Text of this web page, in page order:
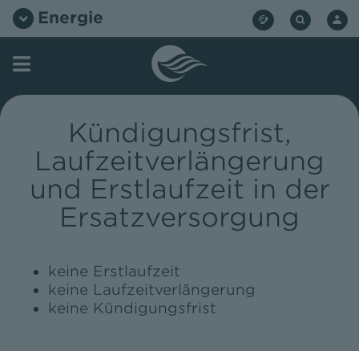
Zum
InhaltEnergie
Kündigungsfrist,
Laufzeitverlängerung
und Erstlaufzeit in der
Ersatzversorgung
keine Erstlaufzeit
keine Laufzeitverlängerung
keine Kündigungsfrist